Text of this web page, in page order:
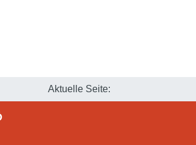
Aktuelle Seite: